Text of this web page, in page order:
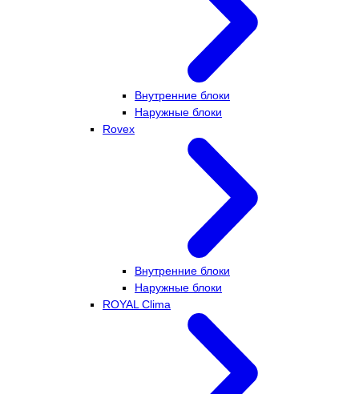
Внутренние блоки
Наружные блоки
Rovex
Внутренние блоки
Наружные блоки
ROYAL Clima